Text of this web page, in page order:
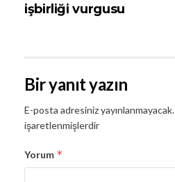
işbirliği vurgusu
Bir yanıt yazın
E-posta adresiniz yayınlanmayacak.
işaretlenmişlerdir
Yorum *